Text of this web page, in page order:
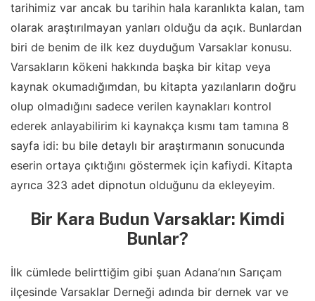
tarihimiz var ancak bu tarihin hala karanlıkta kalan, tam
olarak araştırılmayan yanları olduğu da açık. Bunlardan
biri de benim de ilk kez duyduğum Varsaklar konusu.
Varsakların kökeni hakkında başka bir kitap veya
kaynak okumadığımdan, bu kitapta yazılanların doğru
olup olmadığını sadece verilen kaynakları kontrol
ederek anlayabilirim ki kaynakça kısmı tam tamına 8
sayfa idi: bu bile detaylı bir araştırmanın sonucunda
eserin ortaya çıktığını göstermek için kafiydi. Kitapta
ayrıca 323 adet dipnotun olduğunu da ekleyeyim.
Bir Kara Budun Varsaklar: Kimdi
Bunlar?
İlk cümlede belirttiğim gibi şuan Adana’nın Sarıçam
ilçesinde Varsaklar Derneği adında bir dernek var ve